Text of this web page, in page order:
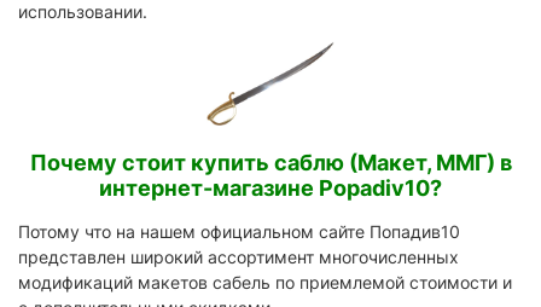
использовании.
Почему стоит купить саблю (Макет, ММГ) в
интернет-магазине Popadiv10?
Потому что на нашем официальном сайте Попадив10
представлен широкий ассортимент многочисленных
модификаций макетов сабель по приемлемой стоимости и